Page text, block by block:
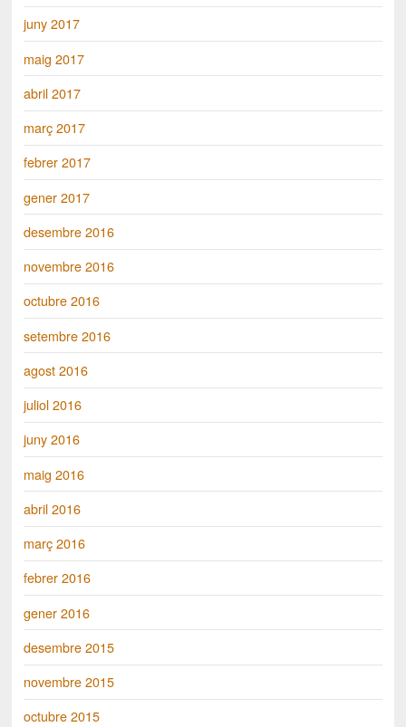
juny 2017
maig 2017
abril 2017
març 2017
febrer 2017
gener 2017
desembre 2016
novembre 2016
octubre 2016
setembre 2016
agost 2016
juliol 2016
juny 2016
maig 2016
abril 2016
març 2016
febrer 2016
gener 2016
desembre 2015
novembre 2015
octubre 2015